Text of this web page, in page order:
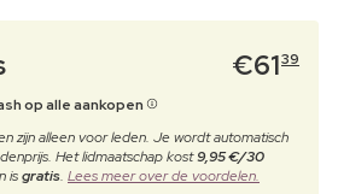
€6139
op alle aankopen
zijn alleen voor leden. Je wordt automatisch
Het lidmaatschap kost9,95 €/30
isgratis. Lees meer over de voordelen.